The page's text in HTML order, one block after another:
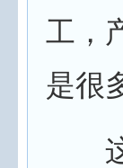
工，
是很
这